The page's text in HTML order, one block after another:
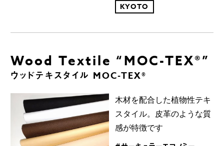
KYOTO
Wood Textile “MOC-TEX®”
ウッドテキスタイル MOC-TEX®
木材を配合した植物性テキ
スタイル。皮革のような質
感が特徴です